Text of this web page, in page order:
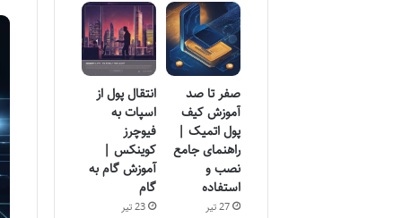
صفر تا صد
آموزش کیف
پول اتمیک |
راهنمای جامع
نصب و
استفاده
27 تیر
انتقال پول از
اسپات به
فیوچرز
کوینکس |
آموزش گام به
گام
23 تیر